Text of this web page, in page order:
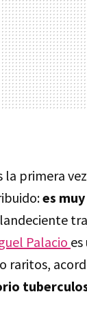
la primera
es
Palacio
raritos,